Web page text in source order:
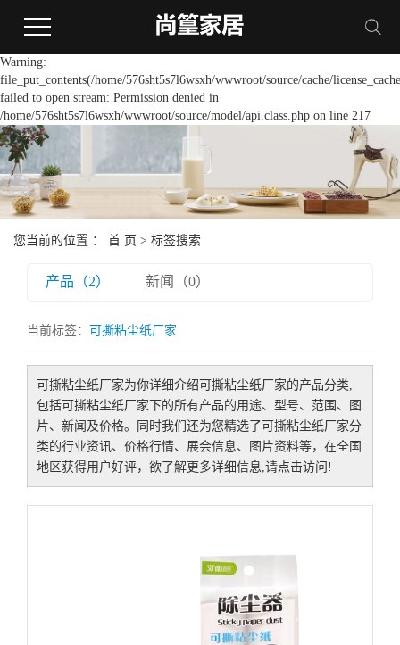
Warning:
file_put_contents(/home/576sht5s7l6wsxh/wwwroot/source/cache/
failed to open stream: Permission denied in
/home/576sht5s7l6wsxh/wwwroot/source/model/api.class.php on line 217
您当前的位置 ： 首 页 > 标签搜索
产品（2） 新闻（0）
当前标签： 可撕粘尘纸厂家
可撕粘尘纸厂家为你详细介绍 可撕粘尘纸厂家的产品分类,
包括可撕粘尘纸厂家 下的所有产品的用途、型号、范围、图
片、新闻及价格。同时我们还为您精选了 可撕粘尘纸厂家分
类的行业资讯、价格行情、展会信息、图片资料等，在全国
地区获得用户好评，欲了解更多详细信息,请点击访问!